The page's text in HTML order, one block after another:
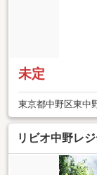
未定
東京都中野区東中
リビオ中野レ